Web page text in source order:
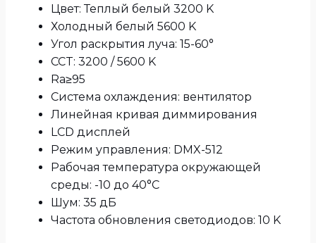
Цвет: Теплый белый 3200 K
Холодный белый 5600 K
Угол раскрытия луча: 15-60°
CCT: 3200 / 5600 K
Ra≥95
Система охлаждения: вентилятор
Линейная кривая диммирования
LCD дисплей
Режим управления: DMX-512
Рабочая температура окружающей
среды: -10 до 40°C
Шум: 35 дБ
Частота обновления светодиодов: 10 K